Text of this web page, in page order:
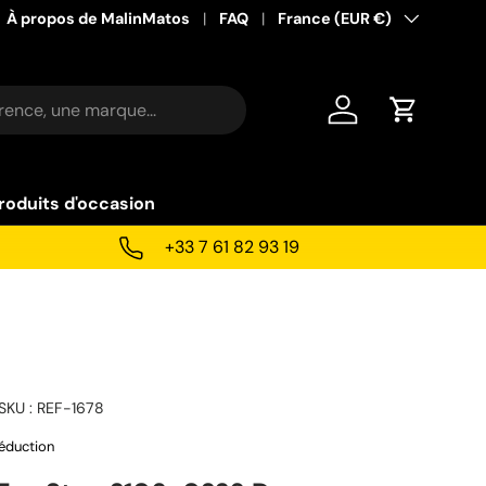
À propos de MalinMatos FAQ Pays
France (EUR €)
Se connecter
Panier
d'occasion
+33 7 61 82 93 19
: REF-1678